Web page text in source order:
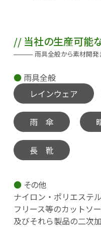
当社の生産可能
雨具全般から素材開発
雨具全般
レインウェア
雨 傘
長 靴
その他
ナイロン・ポリエステ
フリース等のカットソ
及びそれら製品の二次